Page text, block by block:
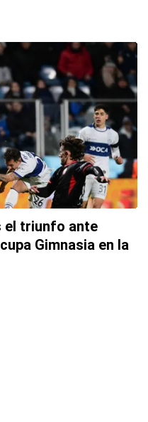
el triunfo ante
Gimnasia en la